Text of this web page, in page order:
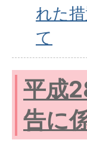
れた
て
平成
告に